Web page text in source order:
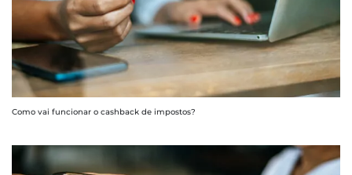
Como vai funcionar o cashback de impostos?